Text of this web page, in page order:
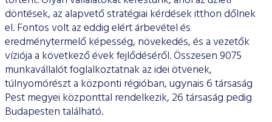
ESG Útmutató
döntések, az alapvető stratégiai kérdések itthon dőlnek
el. Fontos volt az eddig elért árbevétel és
eredménytermelő képesség, növekedés, és a vezetők
víziója a következő évek fejlődéséről. Összesen 9075
munkavállalót foglalkoztatnak az idei ötvenek,
túlnyomórészt a központi régióban, ugynais 6 társaság
Pest megyei központtal rendelkezik, 26 társaság pedig
Budapesten található.